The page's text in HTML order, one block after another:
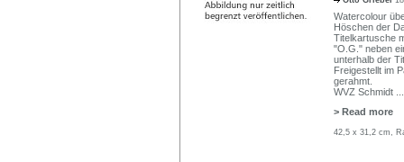
Watercolour
Höschen der
Titelkartusche
"O.G." neben
unterhalb der
Freigestellt im
gerahmt.
WVZ Schmidt
> Read more
42,5 x 31,2 cm,